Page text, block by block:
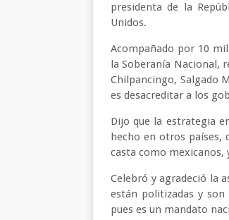
presidenta de la
Unidos.
Acompañado por 10
la Soberanía Nacional,
Chilpancingo, Salgado
es desacreditar a los
Dijo que la estrategia
hecho en otros países,
casta como mexicanos,
Celebró y agradeció la
están politizadas y
pues es un mandato